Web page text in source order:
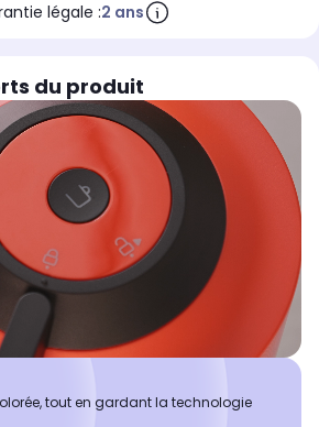
légale :2 ans
du produit
tout en gardant la technologie